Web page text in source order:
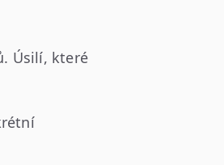
Úsilí, které